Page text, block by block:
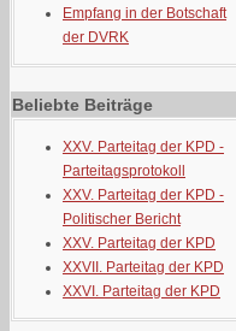
Empfang in der Botschaft
der DVRK
Beliebte Beiträge
XXV. Parteitag der KPD -
Parteitagsprotokoll
XXV. Parteitag der KPD -
Politischer Bericht
XXV. Parteitag der KPD
XXVII. Parteitag der KPD
XXVI. Parteitag der KPD